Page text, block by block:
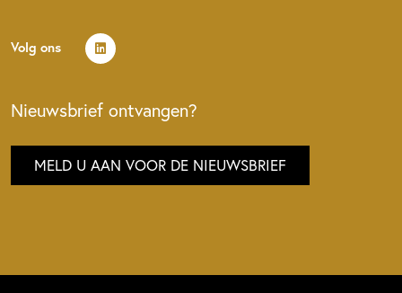
Volg ons
Nieuwsbrief ontvangen?
MELD U AAN VOOR DE NIEUWSBRIEF